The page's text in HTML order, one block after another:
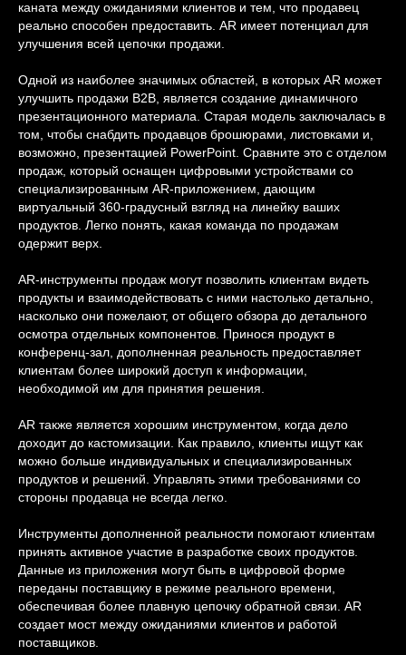
каната между ожиданиями клиентов и тем, что продавец
реально способен предоставить. AR имеет потенциал для
улучшения всей цепочки продажи.
Одной из наиболее значимых областей, в которых AR может
улучшить продажи B2B, является создание динамичного
презентационного материала. Старая модель заключалась в
том, чтобы снабдить продавцов брошюрами, листовками и,
возможно, презентацией PowerPoint. Сравните это с отделом
продаж, который оснащен цифровыми устройствами со
специализированным AR-приложением, дающим
виртуальный 360-градусный взгляд на линейку ваших
продуктов. Легко понять, какая команда по продажам
одержит верх.
AR-инструменты продаж могут позволить клиентам видеть
продукты и взаимодействовать с ними настолько детально,
насколько они пожелают, от общего обзора до детального
осмотра отдельных компонентов. Принося продукт в
конференц-зал, дополненная реальность предоставляет
клиентам более широкий доступ к информации,
необходимой им для принятия решения.
AR также является хорошим инструментом, когда дело
доходит до кастомизации. Как правило, клиенты ищут как
можно больше индивидуальных и специализированных
продуктов и решений. Управлять этими требованиями со
стороны продавца не всегда легко.
Инструменты дополненной реальности помогают клиентам
принять активное участие в разработке своих продуктов.
Данные из приложения могут быть в цифровой форме
переданы поставщику в режиме реального времени,
обеспечивая более плавную цепочку обратной связи. AR
создает мост между ожиданиями клиентов и работой
поставщиков.